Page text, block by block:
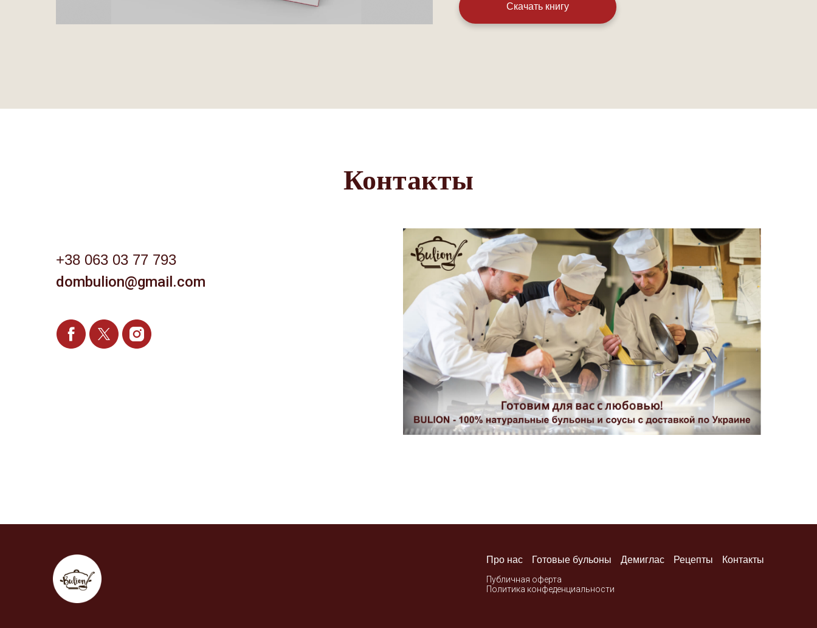
Скачать книгу
Контакты
+38 063 03 77 793
dombulion@gmail.com
Про нас Готовые бульоны Демиглас Рецепты Контакты
Публичная оферта
Политика конфеденциальности